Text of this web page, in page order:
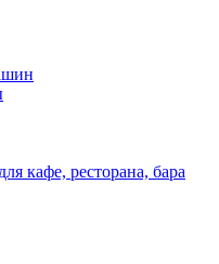
кафе, ресторана, бара